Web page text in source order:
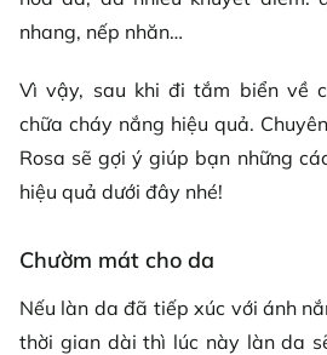
nhang, nếp nhăn…
Vì vậy, sau khi đi tắm biển về
chữa cháy nắng hiệu quả.
Rosa sẽ gợi ý giúp bạn những
hiệu quả dưới đây nhé!
Chườm mát cho da
Nếu làn da đã tiếp xúc với ánh
thời gian dài thì lúc này làn da